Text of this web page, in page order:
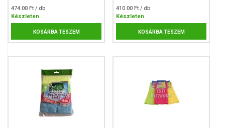
474.00 Ft / db
Készleten
KOSÁRBA TESZEM
410.00 Ft / db
Készleten
KOSÁRBA TESZEM